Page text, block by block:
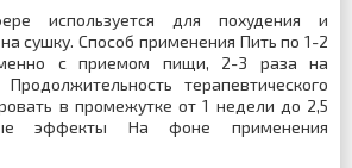
используется для похудения и
сушку. Способ применения Пить по 1-2
с приемом пищи, 2-3 раза на
терапевтического
в промежутке от 1 недели до 2,5
эффекты На фоне применения